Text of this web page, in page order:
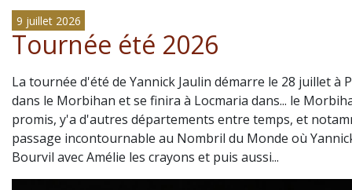
9 juillet 2026
Tournée été 2026
La tournée d'été de Yannick Jaulin démarre le 28 juillet à
dans le Morbihan et se finira à Locmaria dans... le
promis, y'a d'autres départements entre temps, et
passage incontournable au Nombril du Monde où
Bourvil avec Amélie les crayons et puis aussi...